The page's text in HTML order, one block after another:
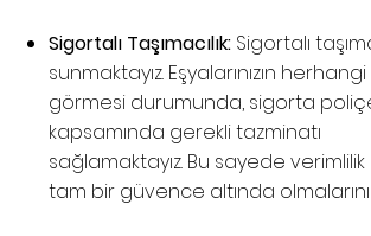
Sigortalı Taşımacılık: Sigortalı
sunmaktayız. Eşyalarınızın
görmesi durumunda, sigorta
kapsamında gerekli tazminatı
sağlamaktayız. Bu sayede
tam bir güvence altında